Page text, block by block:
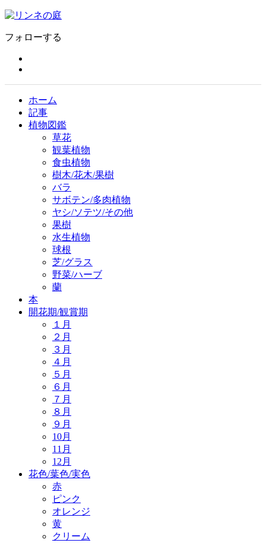
フォローする
ホーム
記事
植物図鑑
草花
観葉植物
食虫植物
樹木/花木/果樹
バラ
サボテン/多肉植物
ヤシ/ソテツ/その他
果樹
水生植物
球根
芝/グラス
野菜/ハーブ
蘭
本
開花期/観賞期
１月
２月
３月
４月
５月
６月
７月
８月
９月
10月
11月
12月
花色/葉色/実色
赤
ピンク
オレンジ
黄
クリーム